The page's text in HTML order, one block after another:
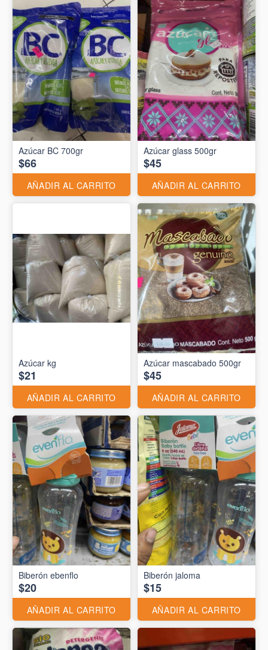
Azúcar BC 700gr
$66
AÑADIR AL CARRITO
Azúcar glass 500gr
$45
AÑADIR AL CARRITO
Azúcar kg
$21
AÑADIR AL CARRITO
Azúcar mascabado 500gr
$45
AÑADIR AL CARRITO
Biberón ebenflo
$20
AÑADIR AL CARRITO
Biberón jaloma
$15
AÑADIR AL CARRITO